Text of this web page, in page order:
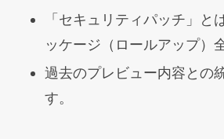
1. 業務利用PC（顧客・社内認
緊急対応ステップ（業務
2. 個人利用PC（マイナンバー
安全対策ステップ（個人PC
「セキュリティパッチ」
ッケージ（ロールアップ）
過去のプレビュー内容との
す。